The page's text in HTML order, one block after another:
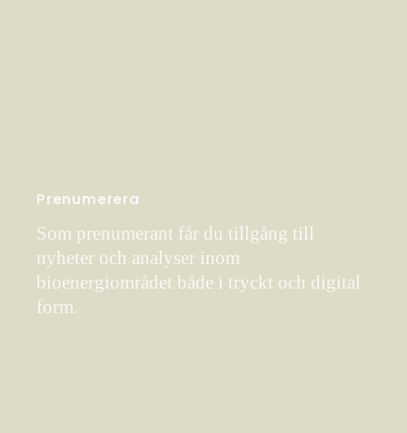
Prenumerera
Som prenumerant får du tillgång till
nyheter och analyser inom
bioenergiområdet både i tryckt och digital
form.